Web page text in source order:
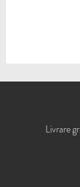
Livrare